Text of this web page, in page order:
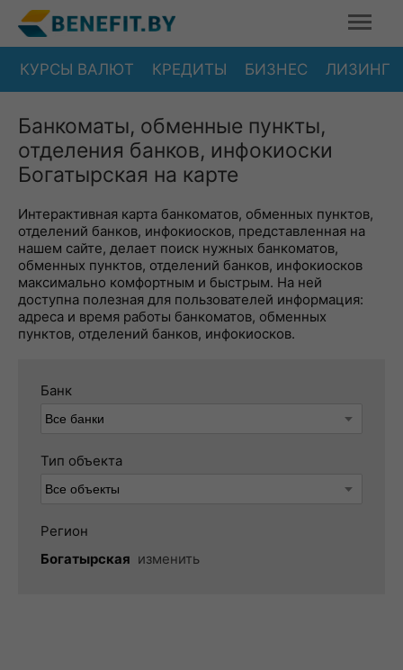
КУРСЫ ВАЛЮТ КРЕДИТЫ БИЗНЕС ЛИЗИНГ
Банкоматы, обменные пункты,
отделения банков, инфокиоски
Богатырская на карте
Интерактивная карта банкоматов, обменных пунктов,
отделений банков, инфокиосков, представленная на
нашем сайте, делает поиск нужных банкоматов,
обменных пунктов, отделений банков, инфокиосков
максимально комфортным и быстрым. На ней
доступна полезная для пользователей информация:
адреса и время работы банкоматов, обменных
пунктов, отделений банков, инфокиосков.
Банк
Тип объекта
Регион
Богатырская изменить